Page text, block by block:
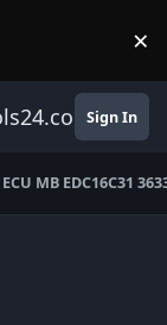
×
Sign In
ECU MB EDC16C31